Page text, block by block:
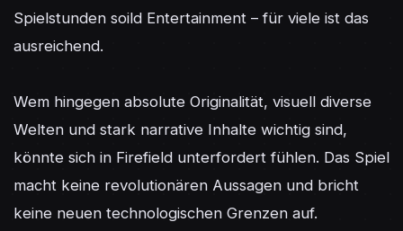
Spielstunden soild Entertainment – für viele ist das
ausreichend.
Wem hingegen absolute Originalität, visuell diverse
Welten und stark narrative Inhalte wichtig sind,
könnte sich in Firefield unterfordert fühlen. Das Spiel
macht keine revolutionären Aussagen und bricht
keine neuen technologischen Grenzen auf.